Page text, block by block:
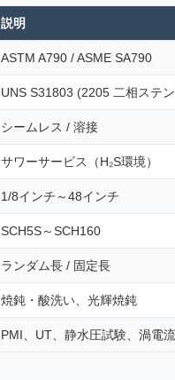
説明
ASTM A790 / ASME SA790
UNS S31803 (2205 二相ステ
シームレス / 溶接
サワーサービス（H₂S環境）
1/8インチ～48インチ
SCH5S～SCH160
ランダム長 / 固定長
焼鈍・酸洗い、光輝焼鈍
PMI、UT、静水圧試験、渦電